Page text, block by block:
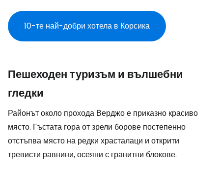
10-те най-добри хотела в Корсика
Пешеходен туризъм и вълшебни
гледки
Районът около прохода Верджо е приказно красиво
място. Гъстата гора от зрели борове постепенно
отстъпва място на редки храсталаци и открити
тревисти равнини, осеяни с гранитни блокове.